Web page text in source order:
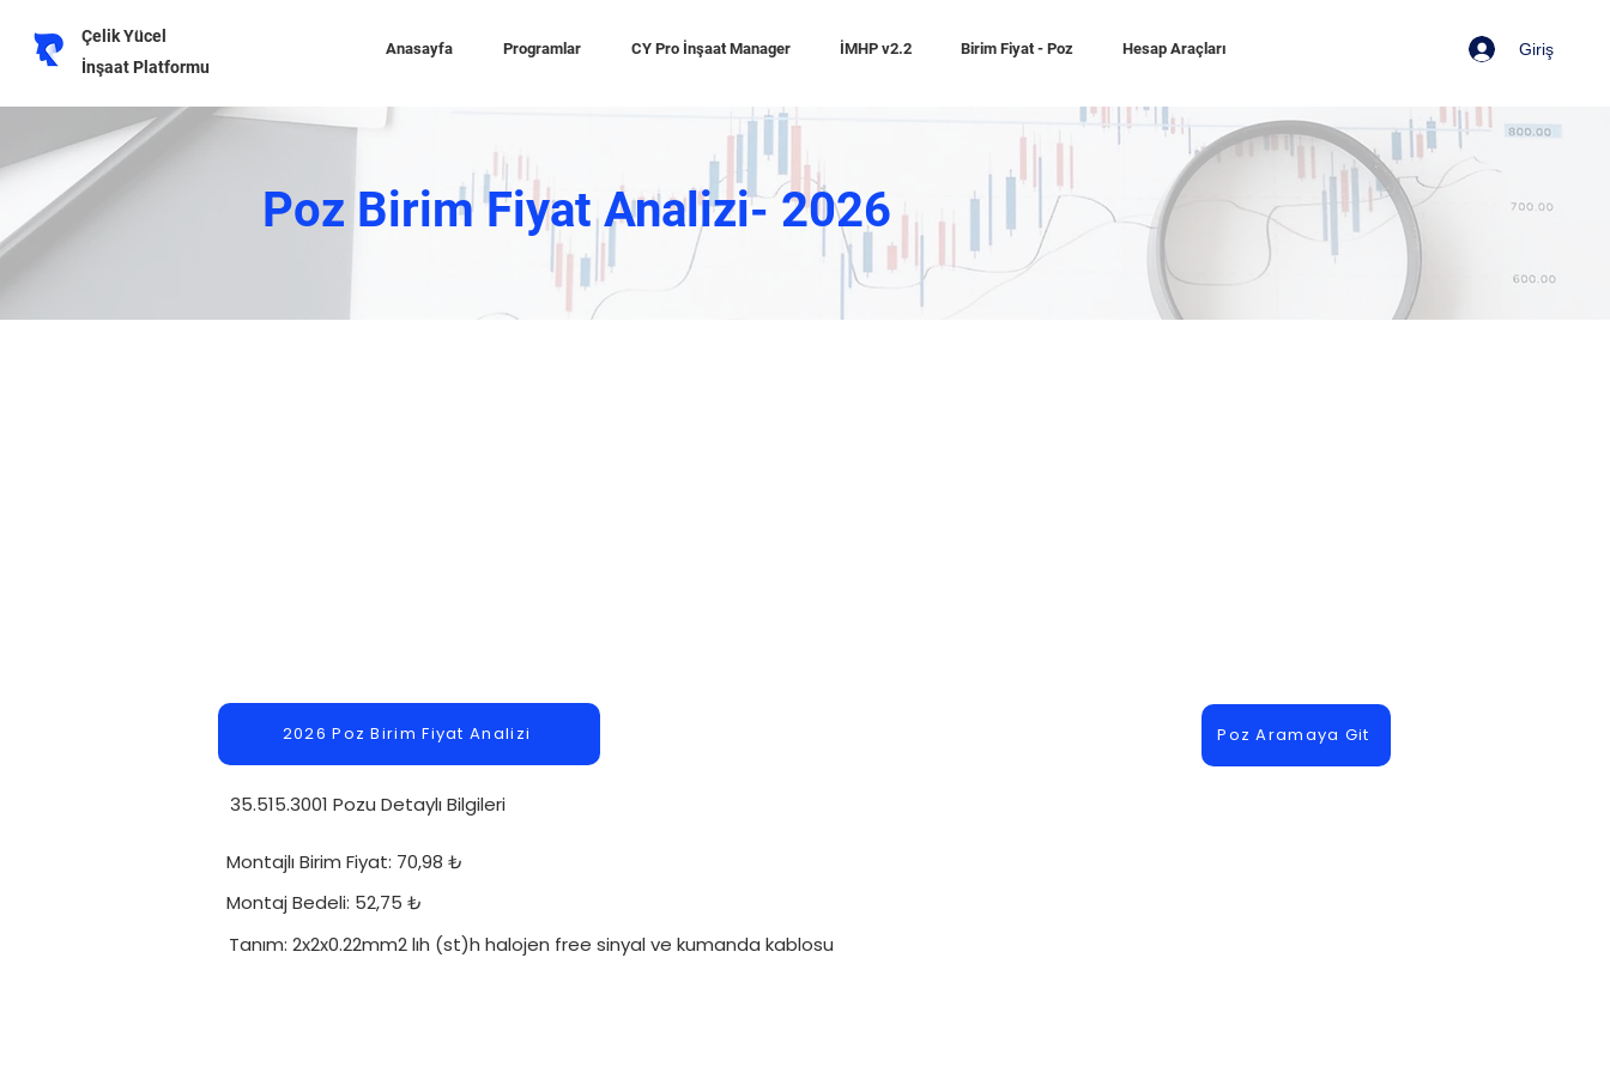
Çelik Yücel
İnşaat Platformu
Anasayfa Programlar CY Pro İnşaat Manager İMHP v2.2 Birim Fiyat - Poz Hesap Araçları Giriş
Poz Birim Fiyat Analizi- 2026
2026 Poz Birim Fiyat Analizi Poz Aramaya Git
35.515.3001 Pozu Detaylı Bilgileri
Montajlı Birim Fiyat: 70,98 ₺
Montaj Bedeli: 52,75 ₺
Tanım: 2x2x0.22mm2 lıh (st)h halojen free sinyal ve kumanda kablosu